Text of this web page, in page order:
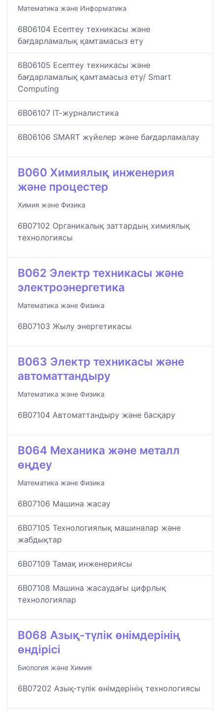
Математика және Информатика
6B06104 Есептеу техникасы және
бағдарламалық қамтамасыз ету
6B06105 Есептеу техникасы және
бағдарламалық қамтамасыз ету/ Smart
Computing
6B06107 ІТ-журналистика
6B06106 SMART жүйелер және бағдарламалау
B060 Химиялық инженерия
және процестер
Химия және Физика
6B07102 Органикалық заттардың химиялық
технологиясы
B062 Электр техникасы және
электроэнергетика
Математика және Физика
6B07103 Жылу энергетикасы
B063 Электр техникасы және
автоматтандыру
Математика және Физика
6B07104 Автоматтандыру және басқару
B064 Механика және металл
өңдеу
Математика және Физика
6B07106 Машина жасау
6B07105 Технологиялық машиналар және
жабдықтар
6B07109 Тамақ инженериясы
6B07108 Машина жасаудағы цифрлық
технологиялар
B068 Азық-түлік өнімдерінің
өндірісі
Биология және Химия
6B07202 Азық-түлік өнімдерінің технологиясы